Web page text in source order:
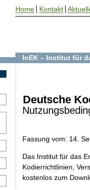
Deutsche
Fassung vom: 14.
Das Institut für das
Kodierrichtlinien,
kostenlos zum
InEK – Institut für
Home Kontakt